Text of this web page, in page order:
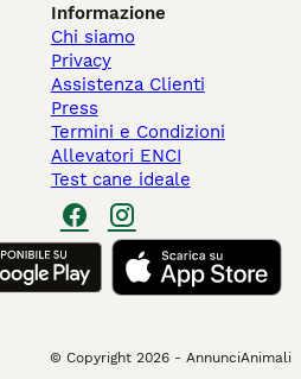
Informazione
Chi siamo
Privacy
Assistenza Clienti
Press
Termini e Condizioni
Allevatori ENCI
Test cane ideale
© Copyright 2026 - AnnunciAnimali